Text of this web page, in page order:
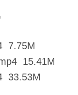
7.75M
15.41M
33.53M